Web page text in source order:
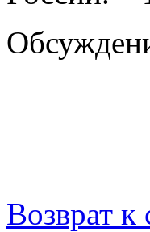
Возврат к